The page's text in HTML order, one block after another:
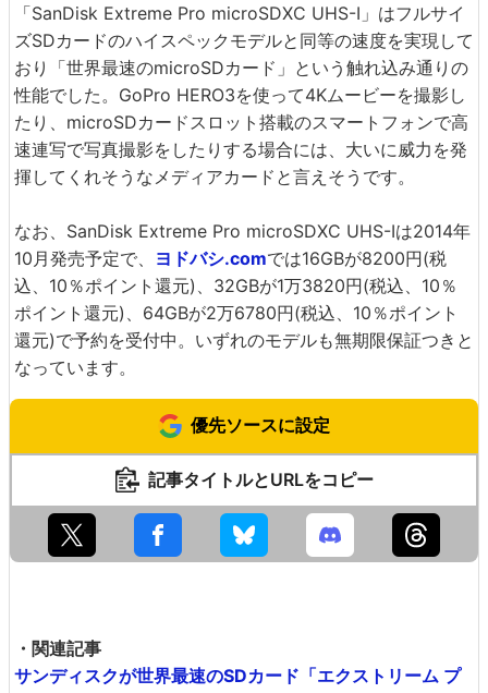
「SanDisk Extreme Pro microSDXC UHS-I」はフルサイ
ズSDカードのハイスペックモデルと同等の速度を実現して
おり「世界最速のmicroSDカード」という触れ込み通りの
性能でした。GoPro HERO3を使って4Kムービーを撮影し
たり、microSDカードスロット搭載のスマートフォンで高
速連写で写真撮影をしたりする場合には、大いに威力を発
揮してくれそうなメディアカードと言えそうです。
なお、SanDisk Extreme Pro microSDXC UHS-Iは2014年
10月発売予定で、 ヨドバシ.comでは16GBが8200円(税
込、10％ポイント還元)、32GBが1万3820円(税込、10％
ポイント還元)、64GBが2万6780円(税込、10％ポイント
還元)で予約を受付中。いずれのモデルも無期限保証つきと
なっています。
優先ソースに設定
記事タイトルとURLをコピー
・関連記事
サンディスクが世界最速のSDカード「エクストリーム プ